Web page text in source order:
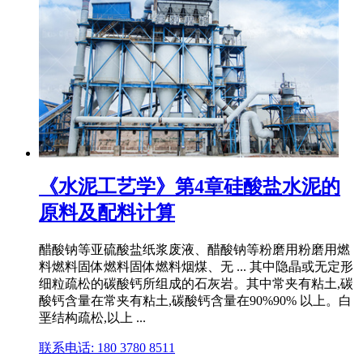
《水泥工艺学》第4章硅酸盐水泥的
原料及配料计算
醋酸钠等亚硫酸盐纸浆废液、醋酸钠等粉磨用粉磨用燃
料燃料固体燃料固体燃料烟煤、无 ... 其中隐晶或无定形
细粒疏松的碳酸钙所组成的石灰岩。其中常夹有粘土,碳
酸钙含量在常夹有粘土,碳酸钙含量在90%90% 以上。白
垩结构疏松,以上 ...
联系电话: 180 3780 8511